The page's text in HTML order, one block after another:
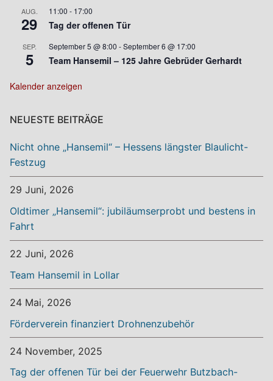
AUG.
29
11:00 - 17:00
Tag der offenen Tür
SEP.
5
September 5 @ 8:00 -September 6 @ 17:00
Team Hansemil – 125 Jahre Gebrüder Gerhardt
Kalender anzeigen
NEUESTE BEITRÄGE
Nicht ohne „Hansemil“ – Hessens längster Blaulicht-
Festzug
29 Juni, 2026
Oldtimer „Hansemil“: jubiläumserprobt und bestens in
Fahrt
22 Juni, 2026
Team Hansemil in Lollar
24 Mai, 2026
Förderverein finanziert Drohnenzubehör
24 November, 2025
Tag der offenen Tür bei der Feuerwehr Butzbach-